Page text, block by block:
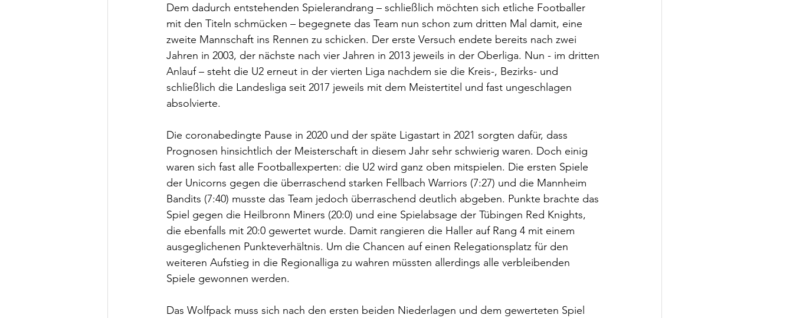
Dem dadurch entstehenden Spielerandrang – schließlich möchten sich etliche Footballer
mit den Titeln schmücken – begegnete das Team nun schon zum dritten Mal damit, eine
zweite Mannschaft ins Rennen zu schicken. Der erste Versuch endete bereits nach zwei
Jahren in 2003, der nächste nach vier Jahren in 2013 jeweils in der Oberliga. Nun - im dritten
Anlauf – steht die U2 erneut in der vierten Liga nachdem sie die Kreis-, Bezirks- und
schließlich die Landesliga seit 2017 jeweils mit dem Meistertitel und fast ungeschlagen
absolvierte.
Die coronabedingte Pause in 2020 und der späte Ligastart in 2021 sorgten dafür, dass
Prognosen hinsichtlich der Meisterschaft in diesem Jahr sehr schwierig waren. Doch einig
waren sich fast alle Footballexperten: die U2 wird ganz oben mitspielen. Die ersten Spiele
der Unicorns gegen die überraschend starken Fellbach Warriors (7:27) und die Mannheim
Bandits (7:40) musste das Team jedoch überraschend deutlich abgeben. Punkte brachte das
Spiel gegen die Heilbronn Miners (20:0) und eine Spielabsage der Tübingen Red Knights,
die ebenfalls mit 20:0 gewertet wurde. Damit rangieren die Haller auf Rang 4 mit einem
ausgeglichenen Punkteverhältnis. Um die Chancen auf einen Relegationsplatz für den
weiteren Aufstieg in die Regionalliga zu wahren müssten allerdings alle verbleibenden
Spiele gewonnen werden.
Das Wolfpack muss sich nach den ersten beiden Niederlagen und dem gewerteten Spiel